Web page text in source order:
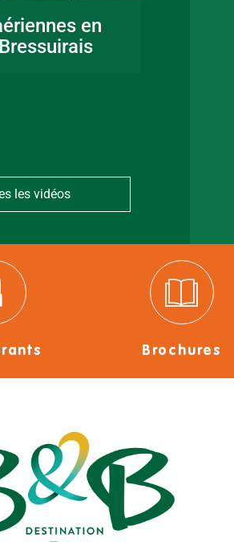
en
les vidéos
Fête de la musique
en Bocage
Brochures